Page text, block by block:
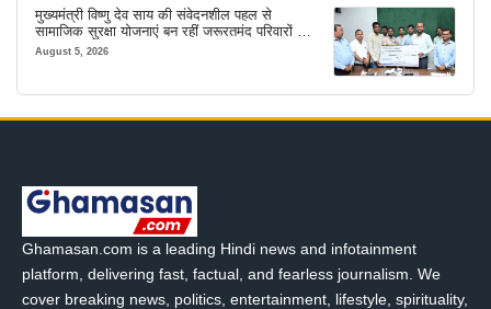
मुख्यमंत्री विष्णु देव साय की संवेदनशील पहल से
सामाजिक सुरक्षा योजनाएं बन रहीं जरूरतमंद परिवारों का
मजबूत सहारा
August 5, 2026
Ghamasan.com is a leading Hindi news and infotainment
platform, delivering fast, factual, and fearless journalism. We
cover breaking news, politics, entertainment, lifestyle, spirituality,